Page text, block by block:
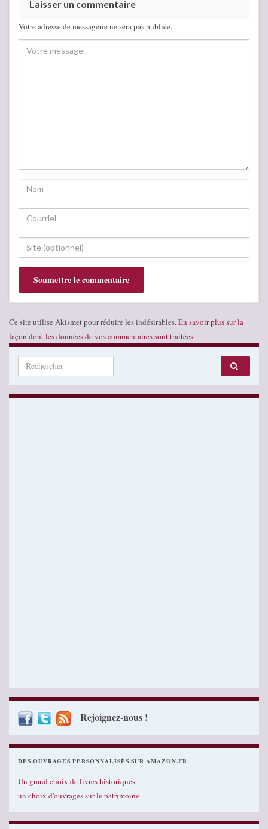
Laisser un commentaire
Votre adresse de messagerie ne sera pas publiée.
Ce site utilise Akismet pour réduire les indésirables. En savoir plus sur la
façon dont les données de vos commentaires sont traitées.
Search for:
Rejoignez-nous !
DES OUVRAGES PERSONNALISÉS SUR AMAZON.FR
Un grand choix de livres historiques
un choix d'ouvrages sur le patrimoine